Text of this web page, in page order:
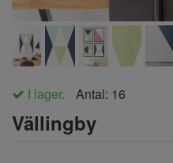
I lager. Antal: 16
Vällingby